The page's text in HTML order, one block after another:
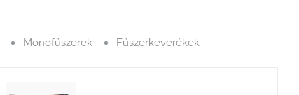
Monofűszerek Fűszerkeverékek